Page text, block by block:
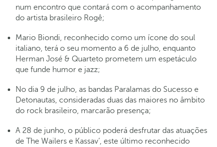
num encontro que contará com o acompanhamento
do artista brasileiro Rogê;
Mario Biondi, reconhecido como um ícone do soul
italiano, terá o seu momento a 6 de julho, enquanto
Herman José & Quarteto prometem um espetáculo
que funde humor e jazz;
No dia 9 de julho, as bandas Paralamas do Sucesso e
Detonautas, consideradas duas das maiores no âmbito
do rock brasileiro, marcarão presença;
A 28 de junho, o público poderá desfrutar das atuações
de The Wailers e Kassav’, este último reconhecido